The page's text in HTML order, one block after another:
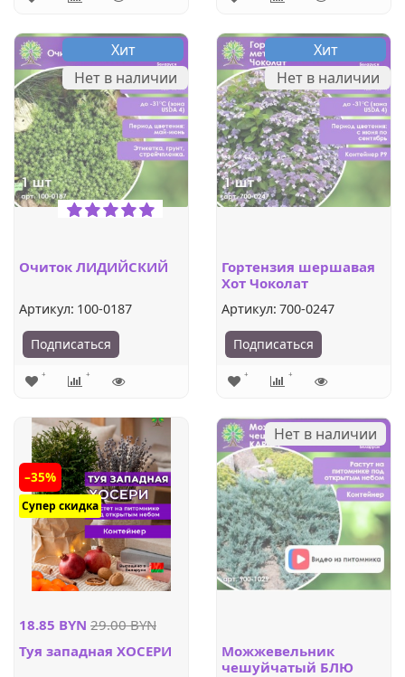
Хит
Нет в наличии
Очиток ЛИДИЙСКИЙ
Артикул: 100-0187
Подписаться
Хит
Нет в наличии
Гортензия шершавая
Хот Чоколат
Артикул: 700-0247
Подписаться
–35%
Супер скидка
18.85 BYN 29.00 BYN
Туя западная ХОСЕРИ
Нет в наличии
Можжевельник
чешуйчатый БЛЮ